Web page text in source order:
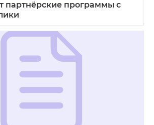
партнёрские программы с